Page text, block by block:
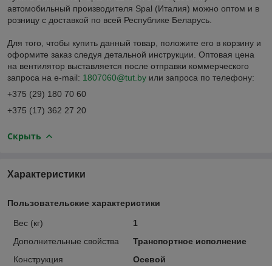
автомобильный производителя Spal (Италия) можно оптом и в
розницу с доставкой по всей Республике Беларусь.
Для того, чтобы купить данный товар, положите его в корзину и
оформите заказ следуя детальной инструкции. Оптовая цена
на вентилятор выставляется после отправки коммерческого
запроса на e-mail: 1807060@tut.by или запроса по телефону:
+375 (29) 180 70 60
+375 (17) 362 27 20
Скрыть
Характеристики
Пользовательские характеристики
Вес (кг)
1
Дополнительные свойства
Транспортное исполнение
Конструкция
Осевой